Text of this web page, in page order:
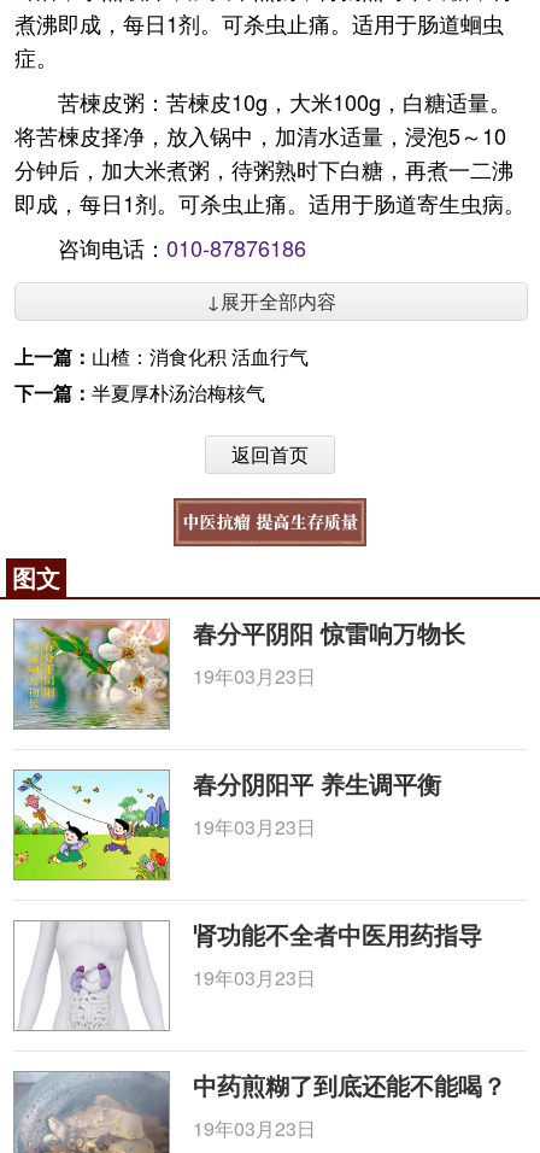
煮沸即成，每日1剂。可杀虫止痛。适用于肠道蛔虫
症。
苦楝皮粥：苦楝皮10g，大米100g，白糖适量。
将苦楝皮择净，放入锅中，加清水适量，浸泡5～10
分钟后，加大米煮粥，待粥熟时下白糖，再煮一二沸
即成，每日1剂。可杀虫止痛。适用于肠道寄生虫病。
咨询电话： 010-87876186
↓展开全部内容
上一篇： 山楂：消食化积 活血行气
下一篇： 半夏厚朴汤治梅核气
返回首页
图文
春分平阴阳 惊雷响万物长
19年03月23日
春分阴阳平 养生调平衡
19年03月23日
肾功能不全者中医用药指导
19年03月23日
中药煎糊了到底还能不能喝？
19年03月23日